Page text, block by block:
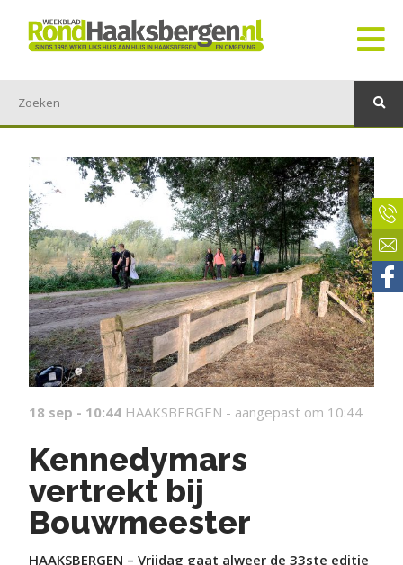
18 sep - 10:44 HAAKSBERGEN - aangepast om 10:44
Kennedymars
vertrekt bij
Bouwmeester
HAAKSBERGEN – Vrijdag gaat alweer de 33ste editie